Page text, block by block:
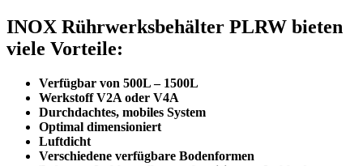
INOX Rührwerksbehälter PLRW bieten
viele Vorteile:
Verfügbar von 500L – 1500L
Werkstoff V2A oder V4A
Durchdachtes, mobiles System
Optimal dimensioniert
Luftdicht
Verschiedene verfügbare Bodenformen